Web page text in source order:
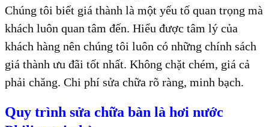
Chúng tôi biết giá thành là một yếu tố quan trọng mà
khách luôn quan tâm đến. Hiểu được tâm lý của
khách hàng nên chúng tôi luôn có những chính sách
giá thành ưu đãi tốt nhất. Không chặt chém, giá cả
phải chăng. Chi phí sửa chữa rõ ràng, minh bạch.
Quy trình sửa chữa bàn là hơi nước